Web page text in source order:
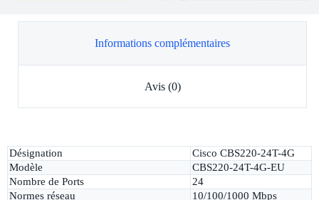
Informations complémentaires
Avis (0)
Désignation
Cisco CBS220-24T-4G
Modèle
CBS220-24T-4G-EU
Nombre de Ports
24
Normes réseau
10/100/1000 Mbps